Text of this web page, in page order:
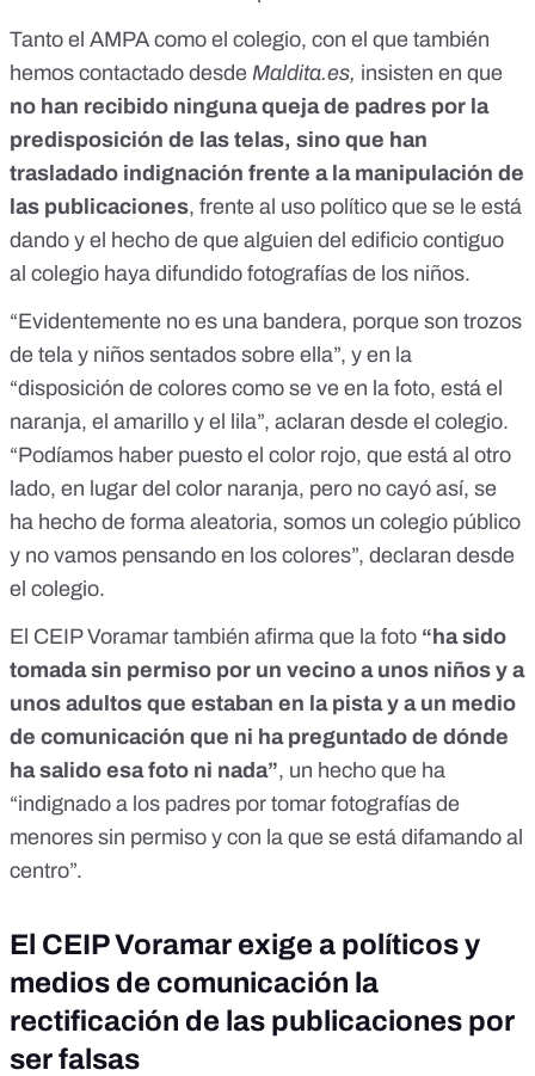
Tanto el AMPA como el colegio, con el que también
hemos contactado desde Maldita.es, insisten en que
no han recibido ninguna queja de padres por la
predisposición de las telas, sino que han
trasladado indignación frente a la manipulación de
las publicaciones, frente al uso político que se le está
dando y el hecho de que alguien del edificio contiguo
al colegio haya difundido fotografías de los niños.
“Evidentemente no es una bandera, porque son trozos
de tela y niños sentados sobre ella”, y en la
“disposición de colores como se ve en la foto, está el
naranja, el amarillo y el lila”, aclaran desde el colegio.
“Podíamos haber puesto el color rojo, que está al otro
lado, en lugar del color naranja, pero no cayó así, se
ha hecho de forma aleatoria, somos un colegio público
y no vamos pensando en los colores”, declaran desde
el colegio.
El CEIP Voramar también afirma que la foto “ha sido
tomada sin permiso por un vecino a unos niños y a
unos adultos que estaban en la pista y a un medio
de comunicación que ni ha preguntado de dónde
ha salido esa foto ni nada”, un hecho que ha
“indignado a los padres por tomar fotografías de
menores sin permiso y con la que se está difamando al
centro”.
El CEIP Voramar exige a políticos y
medios de comunicación la
rectificación de las publicaciones por
ser falsas